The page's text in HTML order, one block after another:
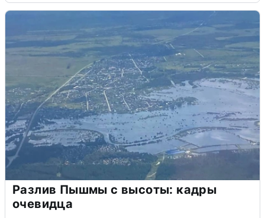
Разлив Пышмы с высоты: кадры
очевидца